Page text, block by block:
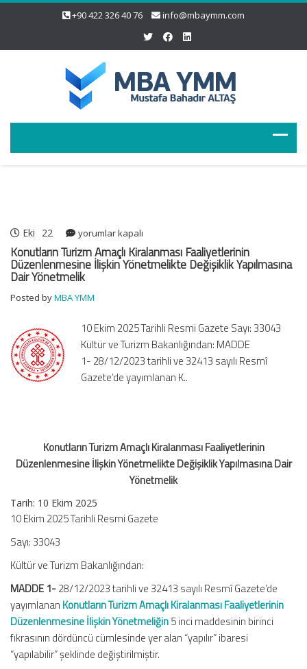
+90 422 326 40 76 info@mbaymm.com
Eki 22
Konutların
Turizm
Amaçlı
Kiralanması
Düzenlenmesine
Yönetmelikte
Değişiklik
Yapılmasına
Dair
yorumlar kapalı
Konutların Turizm Amaçlı Kiralanması Faaliyetlerinin
Düzenlenmesine İlişkin Yönetmelikte Değişiklik Yapılmasına
Dair Yönetmelik
Posted byMBA YMM
10 Ekim 2025 Tarihli Resmi Gazete Sayı: 33043
Kültür ve Turizm Bakanlığından: MADDE
1- 28/12/2023 tarihli ve 32413 sayılı Resmî
Gazete’de yayımlanan K..
Konutların Turizm Amaçlı Kiralanması Faaliyetlerinin
Düzenlenmesine İlişkin Yönetmelikte Değişiklik Yapılmasına Dair
Yönetmelik
Tarih: 10 Ekim 2025
10 Ekim 2025 Tarihli Resmi Gazete
Sayı: 33043
Kültür ve Turizm Bakanlığından:
MADDE 1-28/12/2023 tarihli ve 32413 sayılı Resmî Gazete’de
yayımlanan Konutların Turizm Amaçlı Kiralanması Faaliyetlerinin
Düzenlenmesine İlişkin Yönetmeliğin5 inci maddesinin birinci
fıkrasının dördüncü cümlesinde yer alan “yapılır” ibaresi
“yapılabilir” şeklinde değiştirilmiştir.